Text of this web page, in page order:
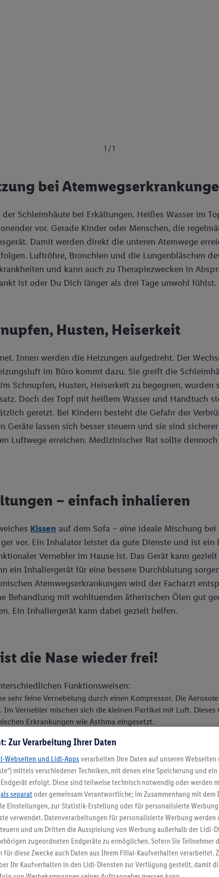
1 / 1
bei
Schleimhäute bei Erkältungen. Heißes Wasser im
vor. Gerade Kinder oder Menschen, die
Damit werden direkt die unteren Atemwege
Luftröhre, Bronchien und die Lungenbläschen
und kann auch zu Therapiezwecken in
ist oder Du Dich länger als drei Tage unwohl fühlst.
Husten, Heiserkeit
Innen werden die Heizungen aufgedreht. Der
im Büro kommt dazu. Sie greift die
Schnupfen, Husten, Heiserkeit zu begegnen,
Doch der Topf mit heißem Wasser und Handtuch
gereizt. Bei Kindern besteht die Gefahr der
lassen sich besser steuern und sie sind
Luftwege erreichen. Medizinischer Rat sollte
– einfach inhalieren
Kissen auf dem Sofa – eine ideale Mischung
vor. Ein Inhalator leistet da gute Dienste und ist ein
Vernebler im Hause ist. Das Gerät kann
ein Inhaliergerät für eine bessere Durchblutung
Atemwegserkrankungen wird der Facharzt
Behandlung mit wohltuenden ätherischen Ölen gut
Ein Inhaliergerät kann dabei gezielt helfen.
die Nase wieder frei!
Funktionsweisen:
feine Vernebelung durch einen Kompressor. Die
Vernebler mischen sich die kleinen Partikel mit Luft. Dieses
Erkrankungen wie Asthma eingesetzt.
werden und die unteren sowie oberen Atemwege
Salz oder Kräuterzusätze gelöst werden. Vielfach
wirst Du es nur in der Erkältungszeit brauchen.
Zur Verarbeitung Ihrer Daten
Webseiten und Lidl-Apps verarbeiten Ihre Daten auf unseren Webseiten
mittels verschiedener Techniken, mit denen eine Speicherung und
erfolgt. Diese sind teilweise technisch notwendig oder werden
als separat oder gemeinsam Verantwortliche; im Zusammenhang mit dem
Einstellungen, zur Statistik-Erstellung oder für personalisierte
verwendet. Datenverarbeitungen für personalisierte Werbung werden
und um Dritten die Ausspielung von Werbung außerhalb der Lidl-
zugeordneten Endgeräte zu ermöglichen. Sofern Sie Teilnehmer
für diese Zwecke auch Daten aus Ihrem Filial-Kaufverhalten verarbeitet.
Ihr Kaufverhalten in den Lidl-Diensten zur Verfügung gestellt, damit